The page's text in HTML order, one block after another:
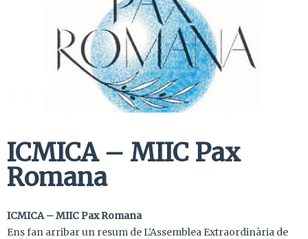
ICMICA – MIIC Pax
Romana
ICMICA – MIIC Pax Romana
Ens fan arribar un resum de L’Assemblea Extraordinària de